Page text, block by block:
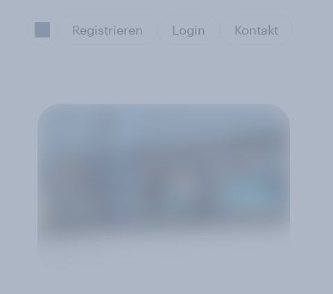
Registrieren Login Kontakt